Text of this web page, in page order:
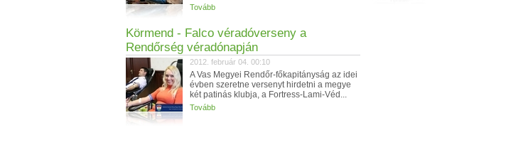
Tovább
Körmend - Falco véradóverseny a
Rendőrség véradónapján
2012. február 04. 00:10
A Vas Megyei Rendőr-főkapitányság az idei
évben szeretne versenyt hirdetni a megye
két patinás klubja, a Fortress-Lami-Véd...
Tovább